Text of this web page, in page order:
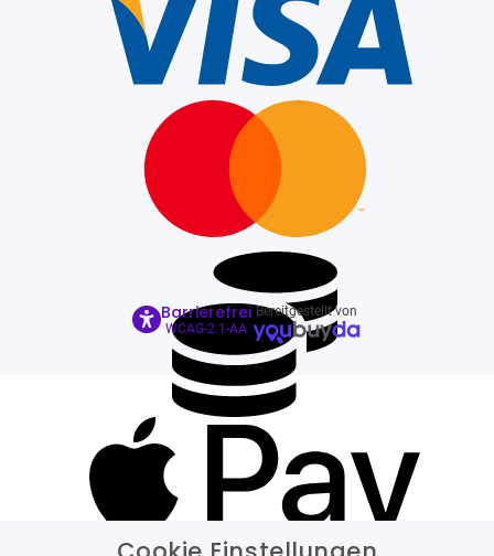
Barrierefrei
WCAG-2.1-AA
Bereitgestellt von